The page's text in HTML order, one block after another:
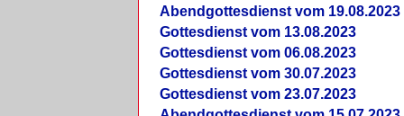
Abendgottesdienst vom 19.08.2023
Gottesdienst vom 13.08.2023
Gottesdienst vom 06.08.2023
Gottesdienst vom 30.07.2023
Gottesdienst vom 23.07.2023